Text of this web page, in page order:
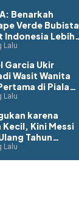
Benarkah
Verde Bubista
Indonesia Lebih
Dunia?
Lalu
Garcia Ukir
Wasit Wanita
di Piala
Lalu
karena
Kecil, Kini Messi
Tahun
Dunia
Lalu